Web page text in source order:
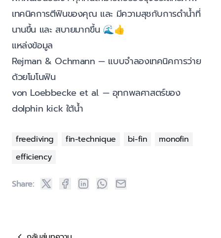
เทคนิคการตีฟินของคุณ และ มีความสุชกับการดำน้ำที่
นานขึ้น และ สบายมากขึ้น 🌊👍
แหล่งข้อมูล
Rejman & Ochmann — แบบจำลองเทคนิคการว่าย
ด้วยโมโนฟิน
von Loebbecke et al. — อุทกพลศาสตร์ของ
dolphin kick ใต้น้ำ
freediving fin-technique bi-fin
monofin
efficiency
Share: